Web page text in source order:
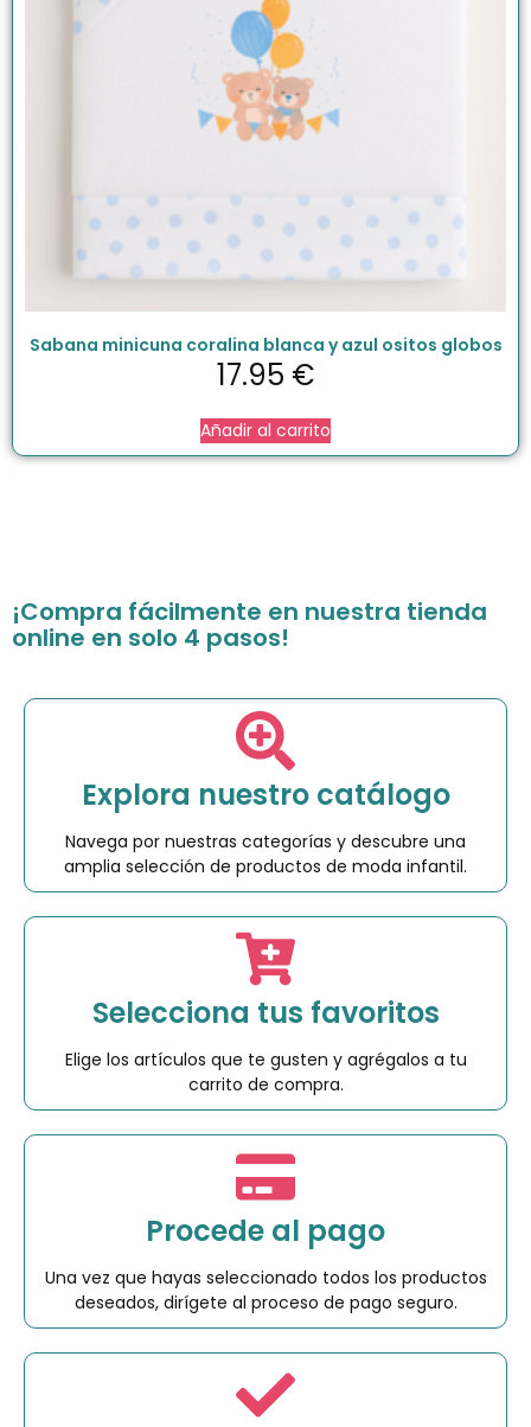
Sabana minicuna coralina blanca y azul ositos globos
17.95 €
Añadir al carrito
¡Compra fácilmente en nuestra tienda
online en solo 4 pasos!
Explora nuestro catálogo
Navega por nuestras categorías y descubre una
amplia selección de productos de moda infantil.
Selecciona tus favoritos
Elige los artículos que te gusten y agrégalos a tu
carrito de compra.
Procede al pago
Una vez que hayas seleccionado todos los productos
deseados, dirígete al proceso de pago seguro.